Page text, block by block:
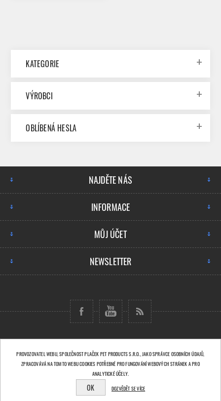
KATEGORIE
VÝROBCI
OBLÍBENÁ HESLA
NAJDĚTE NÁS
INFORMACE
MŮJ ÚČET
NEWSLETTER
Všechna práva vyhrazena.
Powered bynopCommerce
Designed by
Nop-Templates.com
PROVOZOVATEL WEBU, SPOLEČNOST PLAČEK PET PRODUCTS S.R.O., JAKO SPRÁVCE OSOBNÍCH ÚDAJŮ,
ZPRACOVÁVÁ NA TOMTO WEBU COOKIES POTŘEBNÉ PRO FUNGOVÁNÍ WEBOVÝCH STRÁNEK A PRO
ANALYTICKÉ ÚČELY.
OK DOZVĚDĚT SE VÍCE